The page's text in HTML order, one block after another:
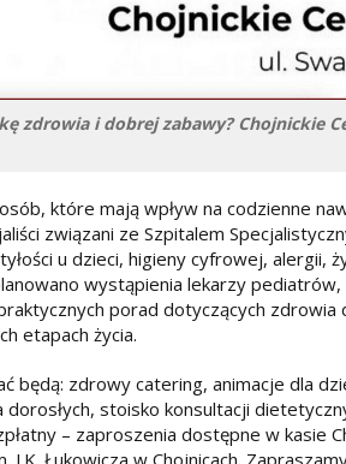
zdrowia i dobrej zabawy? Chojnickie
które mają wpływ na codzienne
związani ze Szpitalem
u dzieci, higieny cyfrowej,
wystąpienia lekarzy
porad dotyczących
etapach życia.
będą: zdrowy catering, animacje dla
stoisko konsultacji
– zaproszenia dostępne w kasie